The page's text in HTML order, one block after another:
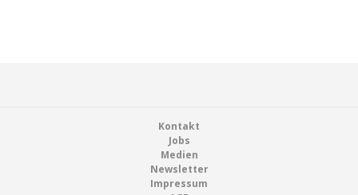
Kontakt
Jobs
Medien
Newsletter
Impressum